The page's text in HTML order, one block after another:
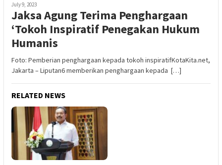
July 9, 2023
Jaksa Agung Terima Penghargaan
‘Tokoh Inspiratif Penegakan Hukum
Humanis
Foto: Pemberian penghargaan kepada tokoh inspiratifKotaKita.net,
Jakarta – Liputan6 memberikan penghargaan kepada […]
RELATED NEWS